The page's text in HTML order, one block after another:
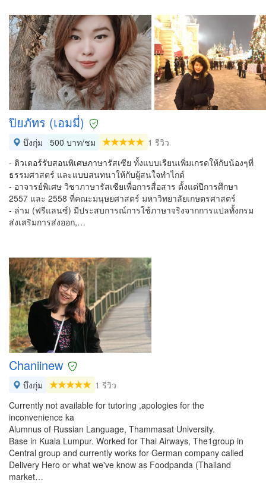
ปิยภัทร (เอมมี่)
บึงกุ่ม 500 บาท/ชม
1 รีวิว
- ติวเตอร์รับสอนพิเศษภาษารัสเซีย ทั้งแบบเรียนเพิ่มเกรดให้กับน้องๆที่
ธรรมศาสตร์ และแบบสนทนาให้กับผู้สนใจทำไกด์
- อาจารย์พิเศษ วิชาภาษารัสเซียเพื่อการสื่อสาร ตั้งแต่ปีการศึกษา
2557 และ 2558 ที่คณะมนุษยศาสตร์ มหาวิทยาลัยเกษตรศาสตร์
- ล่าม (ฟรีแลนซ์) มีประสบการณ์การใช้ภาษาจริงจากการแปลทั้งกรม
ส่งเสริมการส่งออก,…
Chaniinew
บึงกุ่ม
1 รีวิว
Currently not available for tutoring ,apologies for the
inconvenience ka
Alumnus of Russian Language, Thammasat University.
Base in Kuala Lumpur. Worked for Thai Airways, The1group in
Central group and currently works for German company called
Delivery Hero or what we've know as Foodpanda (Thailand
market…